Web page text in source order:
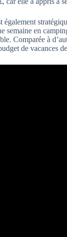
semaine en
Comparée à
de vacances